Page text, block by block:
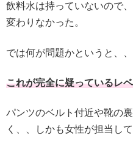
飲料水は持っていないので
変わりなかった。
では何が問題かというと、、
これが完全に疑っているレ
パンツのベルト付近や靴の
く、、しかも女性が担当して